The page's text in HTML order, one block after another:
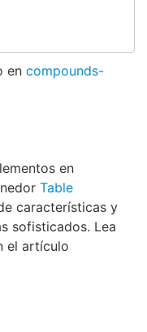
en compounds-
en
Table
características y
sofisticados. Lea
el artículo